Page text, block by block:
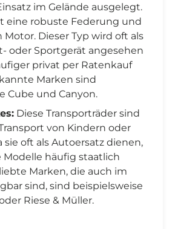
im Gelände ausgelegt.
eine robuste Federung und
Dieser Typ wird oft als
oder Sportgerät angesehen
privat per Ratenkauf
Marken sind
Cube und Canyon.
Diese Transporträder sind
von Kindern oder
sie oft als Autoersatz dienen,
Modelle häufig staatlich
Marken, die auch im
sind, sind beispielsweise
Riese & Müller.